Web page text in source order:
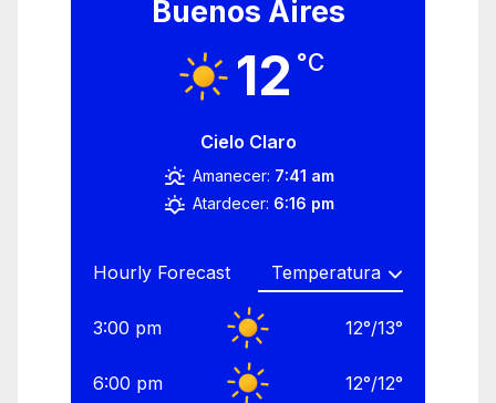
Buenos Aires
12 °C
Cielo Claro
Amanecer: 7:41 am
Atardecer: 6:16 pm
Hourly Forecast
3:00 pm 12°/13°
6:00 pm 12°/12°